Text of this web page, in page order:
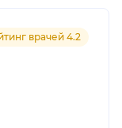
врачей 4.2